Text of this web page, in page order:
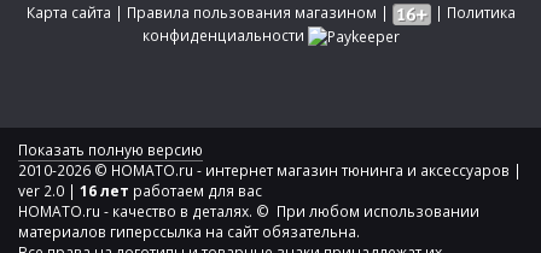
Карта сайта | Правила пользования магазином | | Политика
конфиденциальности
Показать полную версию
2010-2026 © HOMATO.ru - интернет магазин тюнинга и аксессуаров |
ver 2.0 | 16 лет работаем для вас
HOMATO.ru - качество в деталях. © При любом использовании
материалов гиперссылка на сайт обязательна.